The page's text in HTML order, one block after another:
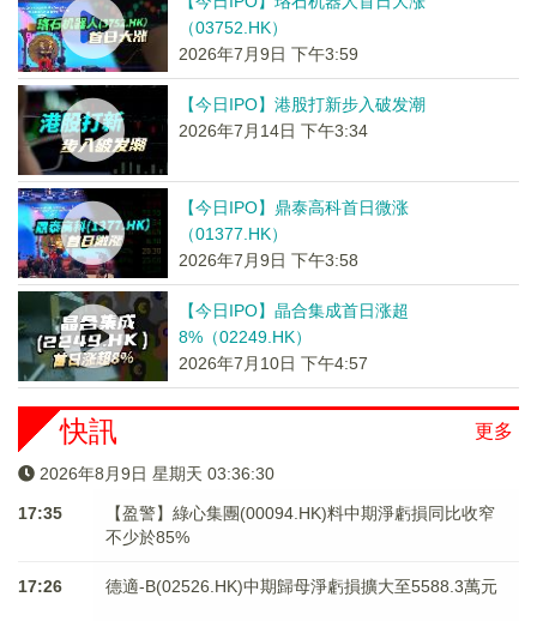
（03752.HK）
2026年7月9日 下午3:59
【今日IPO】港股打新步入破发潮
2026年7月14日 下午3:34
【今日IPO】鼎泰高科首日微涨
（01377.HK）
2026年7月9日 下午3:58
【今日IPO】晶合集成首日涨超
8%（02249.HK）
2026年7月10日 下午4:57
更多
快訊
2026年8月9日 星期天 03:36:31
17:35
【盈警】綠心集團(00094.HK)料中期淨虧損同比收窄
不少於85%
17:26 德適-B(02526.HK)中期歸母淨虧損擴大至5588.3萬元